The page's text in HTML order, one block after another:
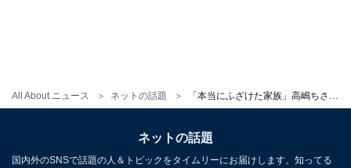
All About ニュース ネットの話題 「本当にふざけた家族」高嶋ちさ子、ダウン症の姉＆兄の顔出し2ショットに反響「みっちゃん怒ると思う」
ネットの話題
国内外のSNSで話題の人＆トピックをタイムリーにお届けします。知ってる